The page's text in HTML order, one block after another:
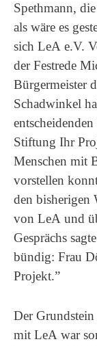
Spethmann,
als wäre es
sich LeA e.V.
der Festrede
Bürgermeister
Schadwinkel
Stiftung Ihr
Menschen mit
vorstellen
den bisherigen
von LeA und
Gesprächs
bündig: Frau
Projekt.”
Der
mit LeA war